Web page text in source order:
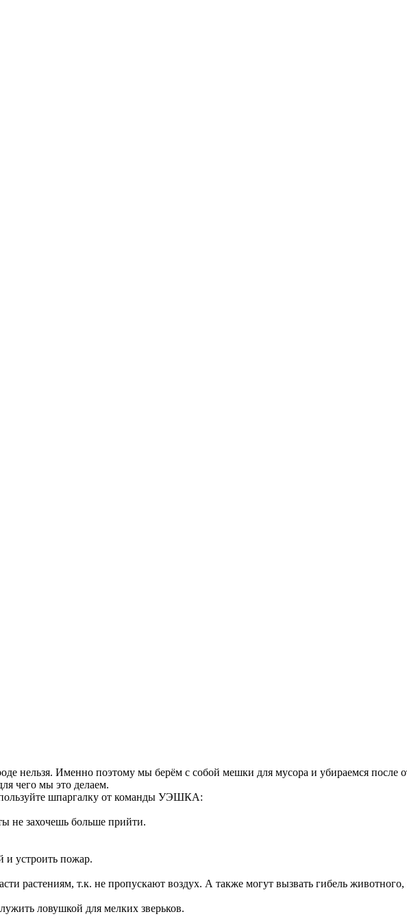
нельзя. Именно поэтому мы берём с собой мешки для мусора и убираемся после
чего мы это делаем.
шпаргалку от команды УЭШКА:
не захочешь больше прийти.
и устроить пожар.
растениям, т.к. не пропускают воздух. А также могут вызвать гибель
ловушкой для мелких зверьков.